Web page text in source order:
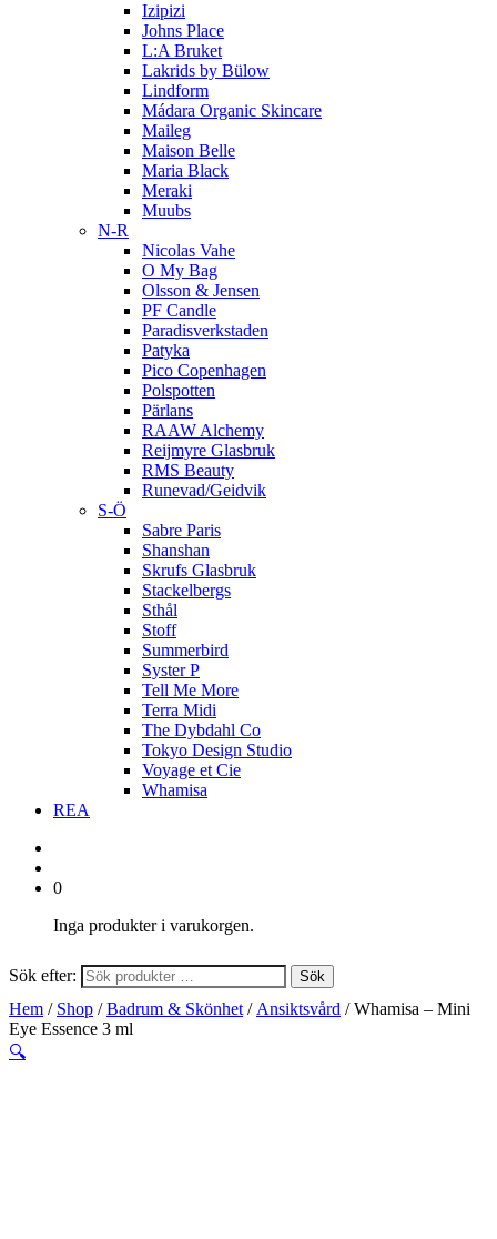
Izipizi
Johns Place
L:A Bruket
Lakrids by Bülow
Lindform
Mádara Organic Skincare
Maileg
Maison Belle
Maria Black
Meraki
Muubs
N-R
Nicolas Vahe
O My Bag
Olsson & Jensen
PF Candle
Paradisverkstaden
Patyka
Pico Copenhagen
Polspotten
Pärlans
RAAW Alchemy
Reijmyre Glasbruk
RMS Beauty
Runevad/Geidvik
S-Ö
Sabre Paris
Shanshan
Skrufs Glasbruk
Stackelbergs
Sthål
Stoff
Summerbird
Syster P
Tell Me More
Terra Midi
The Dybdahl Co
Tokyo Design Studio
Voyage et Cie
Whamisa
REA
0
Inga produkter i varukorgen.
Sök efter: Sök
Hem / Shop /Badrum & Skönhet / Ansiktsvård / Whamisa – Mini
Eye Essence 3 ml
🔍